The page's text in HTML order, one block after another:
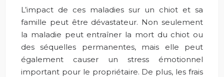
L’impact de ces maladies sur un chiot et sa
famille peut être dévastateur. Non seulement
la maladie peut entraîner la mort du chiot ou
des séquelles permanentes, mais elle peut
également causer un stress émotionnel
important pour le propriétaire. De plus, les frais